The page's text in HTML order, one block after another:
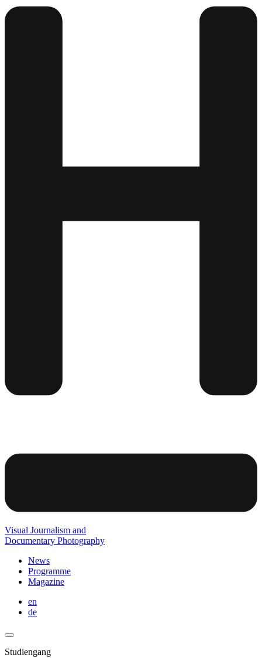
Visual Journalism and
Documentary Photography
News
Programme
Magazine
en
de
Studiengang